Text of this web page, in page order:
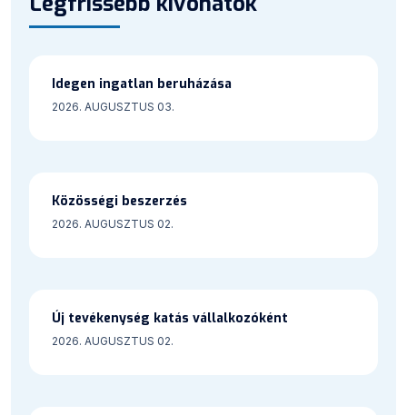
Idegen ingatlan beruházása
2026. AUGUSZTUS 03.
Közösségi beszerzés
2026. AUGUSZTUS 02.
Új tevékenység katás vállalkozóként
2026. AUGUSZTUS 02.